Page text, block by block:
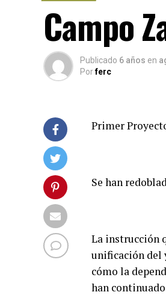
Campo
Publicado 6 años en
Porferc
Primer
Se han
La instrucción
unificación del
cómo la
han